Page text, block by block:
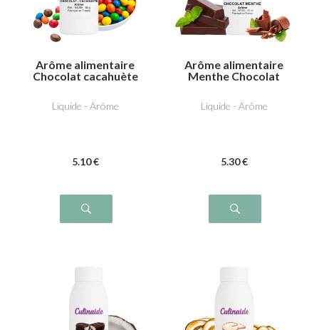
Arôme alimentaire
Chocolat cacahuète
Liquide - Arôme
5.10 €
Arôme alimentaire
Menthe Chocolat
Liquide - Arôme
5.30 €